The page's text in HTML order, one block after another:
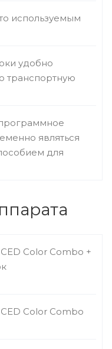
используемым
удобно
транспортную
являться
для
Color Combo +
Color Combo